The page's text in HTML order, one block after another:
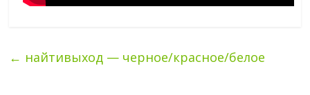
← найтивыход — черное/красное/белое